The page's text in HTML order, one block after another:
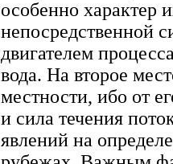
особенно характер
непосредственной
двигателем
вода. На второе
местности, ибо от
и сила течения
явлений на